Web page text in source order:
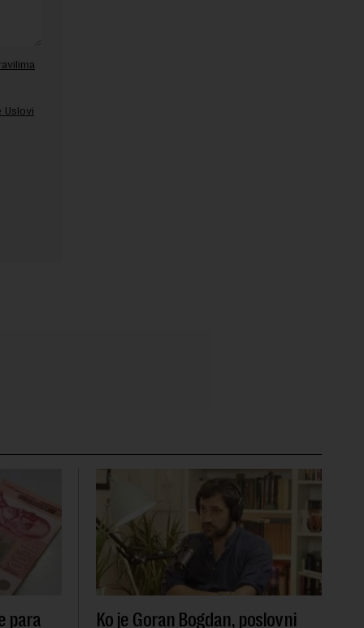
Uslovi
para Ko je Goran Bogdan, poslovni